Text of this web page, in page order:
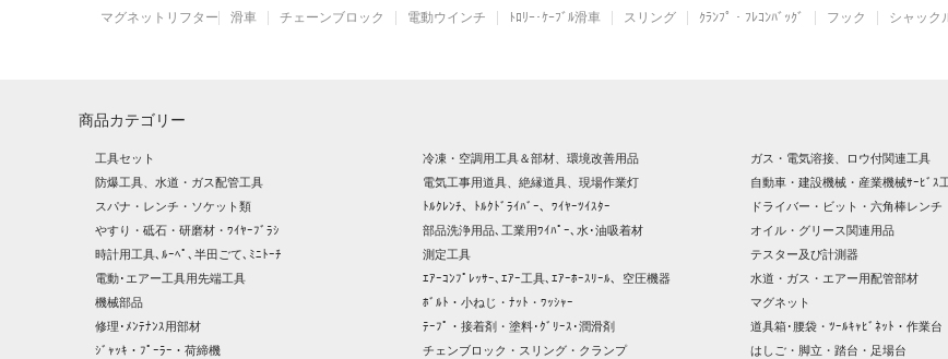
マグネットリフター 滑車 チェーンブロック 電動ウインチ ﾄﾛﾘｰ･ｹｰﾌﾞﾙ滑車 スリング ｸﾗﾝﾌﾟ・ﾌﾚｺﾝﾊﾞｯｸﾞ フック シャック
商品カテゴリー
工具セット 冷凍・空調用工具＆部材、環境改善用品 ガス・電気溶接、ロウ付関連工具
防爆工具、水道・ガス配管工具
電気工事用道具、絶縁道具、現場作業灯 自動車・建設機械・産業機械ｻｰﾋﾞｽ
スパナ・レンチ・ソケット類
ﾄﾙｸﾚﾝﾁ、ﾄﾙｸﾄﾞﾗｲﾊﾞｰ、ﾜｲﾔｰﾂｲｽﾀｰ ドライバー・ビット・六角棒レンチ
やすり・砥石・研磨材・ﾜｲﾔｰﾌﾞﾗｼ
部品洗浄用品､工業用ﾜｲﾊﾟｰ､水･油吸着材 オイル・グリース関連用品
時計用工具､ﾙｰﾍﾟ､半田ごて､ﾐﾆﾄｰﾁ
測定工具 テスター及び計測器
電動･エアー工具用先端工具
ｴｱｰｺﾝﾌﾟﾚｯｻｰ､ｴｱｰ工具､ｴｱｰﾎｰｽﾘｰﾙ、空圧機器 水道・ガス・エアー用配管部材
機械部品
ﾎﾞﾙﾄ・小ねじ・ﾅｯﾄ・ﾜｯｼｬｰ マグネット
修理･ﾒﾝﾃﾅﾝｽ用部材
ﾃｰﾌﾟ・接着剤・塗料･ｸﾞﾘｰｽ･潤滑剤 道具箱･腰袋・ﾂｰﾙｷｬﾋﾞﾈｯﾄ・作業台
ｼﾞｬｯｷ・ﾌﾟｰﾗｰ・荷締機
チェンブロック・スリング・クランプ はしご・脚立・踏台・足場台